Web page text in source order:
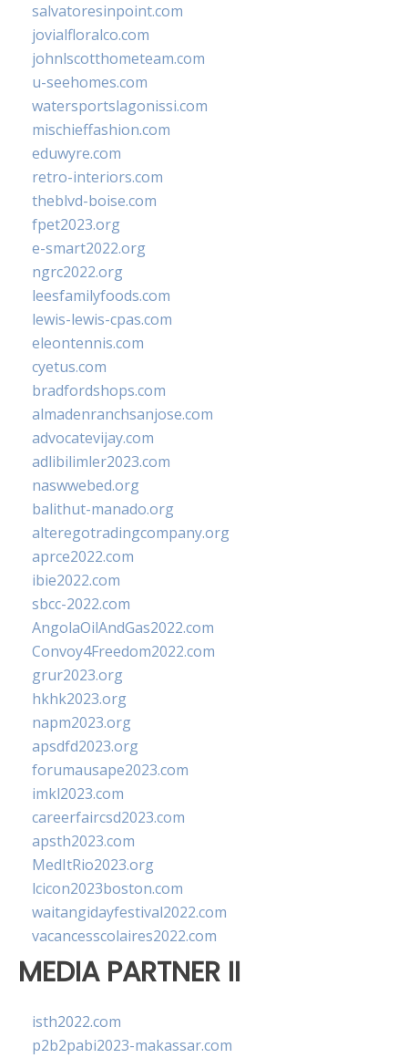
salvatoresinpoint.com
jovialfloralco.com
johnlscotthometeam.com
u-seehomes.com
watersportslagonissi.com
mischieffashion.com
eduwyre.com
retro-interiors.com
theblvd-boise.com
fpet2023.org
e-smart2022.org
ngrc2022.org
leesfamilyfoods.com
lewis-lewis-cpas.com
eleontennis.com
cyetus.com
bradfordshops.com
almadenranchsanjose.com
advocatevijay.com
adlibilimler2023.com
naswwebed.org
balithut-manado.org
alteregotradingcompany.org
aprce2022.com
ibie2022.com
sbcc-2022.com
AngolaOilAndGas2022.com
Convoy4Freedom2022.com
grur2023.org
hkhk2023.org
napm2023.org
apsdfd2023.org
forumausape2023.com
imkl2023.com
careerfaircsd2023.com
apsth2023.com
MedItRio2023.org
lcicon2023boston.com
waitangidayfestival2022.com
vacancesscolaires2022.com
MEDIA PARTNER II
isth2022.com
p2b2pabi2023-makassar.com